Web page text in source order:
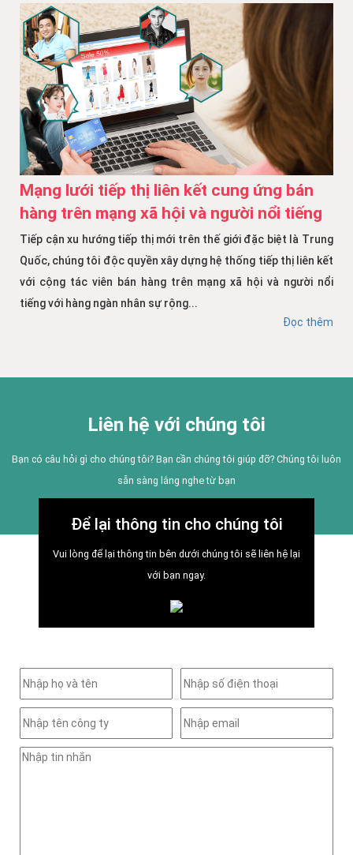
Mạng lưới tiếp thị liên kết cung ứng bán
hàng trên mạng xã hội và người nổi tiếng
Tiếp cận xu hướng tiếp thị mới trên thế giới đặc biệt là Trung
Quốc, chúng tôi độc quyền xây dựng hệ thống tiếp thị liên kết
với cộng tác viên bán hàng trên mạng xã hội và người nổi
tiếng với hàng ngàn nhân sự rộng...
Đọc thêm
Liên hệ với chúng tôi
Bạn có câu hỏi gì cho chúng tôi? Bạn cần chúng tôi giúp đỡ? Chúng tôi luôn
sẵn sàng lắng nghe từ bạn
Để lại thông tin cho chúng tôi
Vui lòng để lại thông tin bên dưới chúng tôi sẽ liên hệ lại
với bạn ngay.